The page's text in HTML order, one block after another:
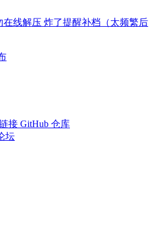
线解压 炸了提醒补档（太频繁后
接 GitHub 仓库
坛